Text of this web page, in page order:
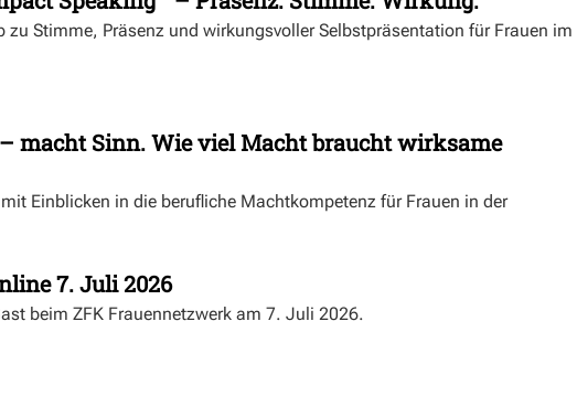
zu Stimme, Präsenz und wirkungsvoller Selbstpräsentation für Frauen im
macht Sinn. Wie viel Macht braucht wirksame
Einblicken in die berufliche Machtkompetenz für Frauen in der
7. Juli 2026
beim ZFK Frauennetzwerk am 7. Juli 2026.